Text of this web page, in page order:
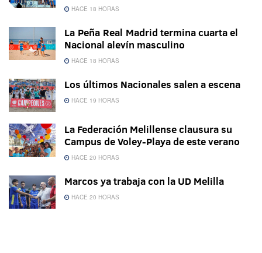
HACE 18 HORAS
La Peña Real Madrid termina cuarta el
Nacional alevín masculino
HACE 18 HORAS
Los últimos Nacionales salen a escena
HACE 19 HORAS
La Federación Melillense clausura su
Campus de Voley-Playa de este verano
HACE 20 HORAS
Marcos ya trabaja con la UD Melilla
HACE 20 HORAS